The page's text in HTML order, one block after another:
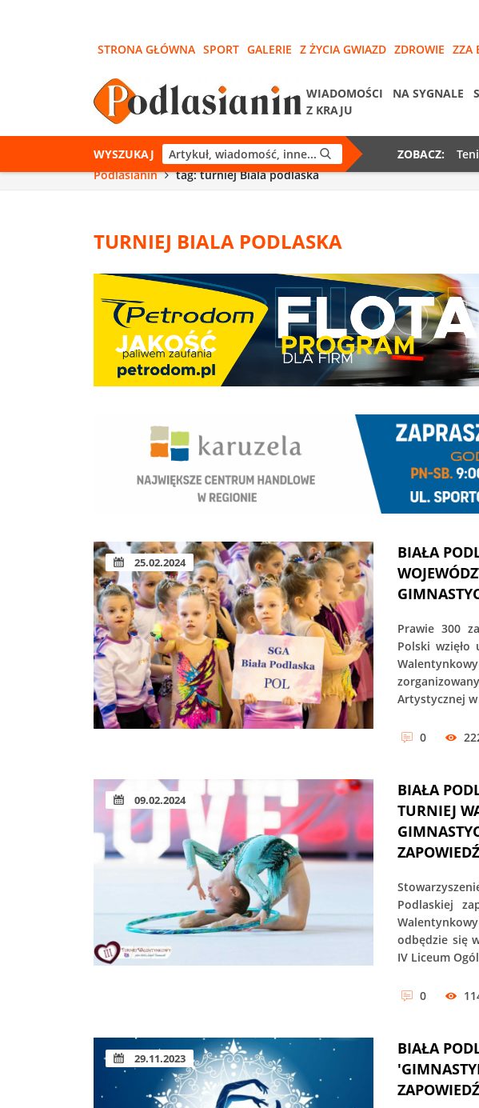
STRONA GŁÓWNA SPORT GALERIE Z ŻYCIA GWIAZD ZDROWIE ZZA
WIADOMOŚCI NA SYGNALE
Z KRAJU
WYSZUKAJ ZOBACZ:
Podlasianin
tag: turniej Biala podlaska
TURNIEJ BIALA PODLASKA
25.02.2024
BIAŁA
Prawie 300
Polski wzięło
Artystycznej w
0
09.02.2024
BIAŁA
TURNIEJ
ZAPOWIEDŹ
Podlaskiej
odbędzie się
IV Liceum
0
29.11.2023
BIAŁA
ZAPOWIEDŹ